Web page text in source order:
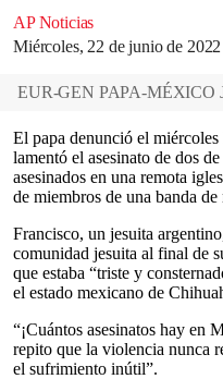
AP Noticias
Miércoles, 22 de junio de
EUR-GEN PAPA-MÉXICO
El papa denunció el
lamentó el asesinato de dos
asesinados en una remota
de miembros de una banda de
Francisco, un jesuita
comunidad jesuita al final de
que estaba “triste y
el estado mexicano de
“¡Cuántos asesinatos hay en
repito que la violencia nunca
el sufrimiento inútil”.